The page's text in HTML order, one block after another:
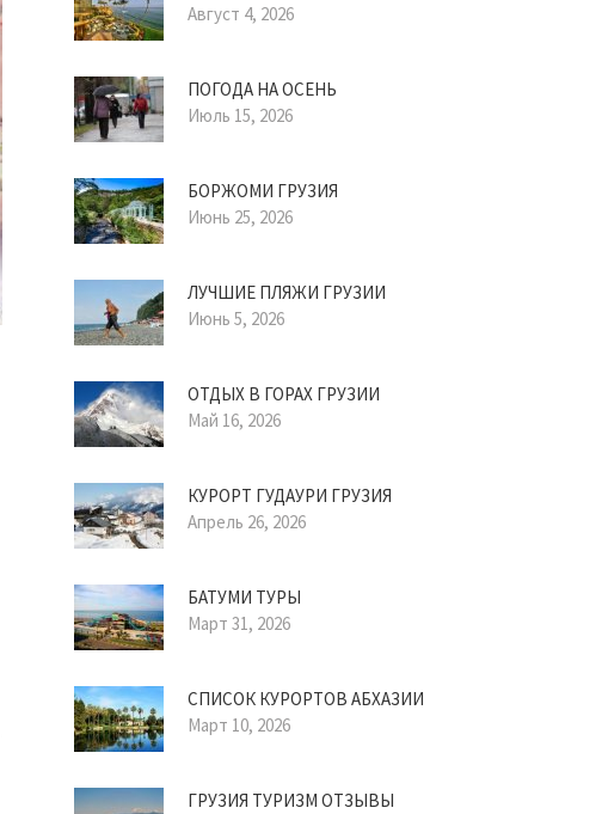
Август 4, 2026
ПОГОДА НА ОСЕНЬ
Июль 15, 2026
БОРЖОМИ ГРУЗИЯ
Июнь 25, 2026
ЛУЧШИЕ ПЛЯЖИ ГРУЗИИ
Июнь 5, 2026
ОТДЫХ В ГОРАХ ГРУЗИИ
Май 16, 2026
КУРОРТ ГУДАУРИ ГРУЗИЯ
Апрель 26, 2026
БАТУМИ ТУРЫ
Март 31, 2026
СПИСОК КУРОРТОВ АБХАЗИИ
Март 10, 2026
ГРУЗИЯ ТУРИЗМ ОТЗЫВЫ